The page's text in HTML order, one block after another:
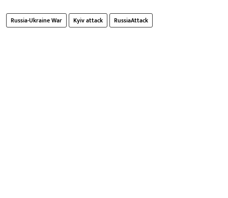
Russia-Ukraine War Kyiv attack RussiaAttack